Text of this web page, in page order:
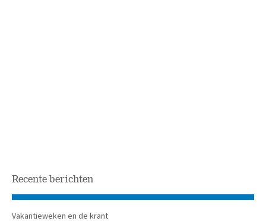
Recente berichten
Vakantieweken en de krant